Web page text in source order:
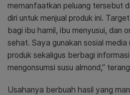
memanfaatkan peluang tersebut
diri untuk menjual produk ini.
bagi ibu hamil, ibu menyusui, dan
sehat. Saya gunakan sosial media
produk sekaligus berbagi
mengonsumsi susu almond,”
Usahanya berbuah hasil yang